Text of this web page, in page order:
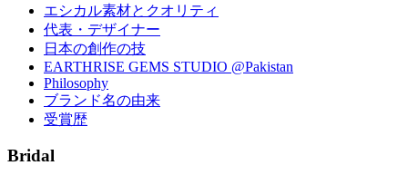
エシカル素材とクオリティ
代表・デザイナー
日本の創作の技
EARTHRISE GEMS STUDIO @Pakistan
Philosophy
ブランド名の由来
受賞歴
Bridal